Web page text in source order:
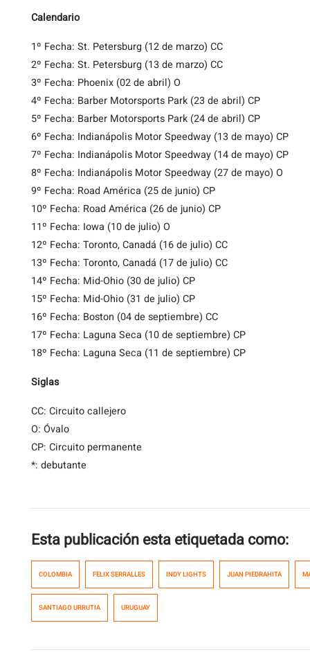
Calendario
1º Fecha: St. Petersburg (12 de marzo) CC
2º Fecha: St. Petersburg (13 de marzo) CC
3º Fecha: Phoenix (02 de abril) O
4º Fecha: Barber Motorsports Park (23 de abril) CP
5º Fecha: Barber Motorsports Park (24 de abril) CP
6º Fecha: Indianápolis Motor Speedway (13 de mayo) CP
7º Fecha: Indianápolis Motor Speedway (14 de mayo) CP
8º Fecha: Indianápolis Motor Speedway (27 de mayo) O
9º Fecha: Road América (25 de junio) CP
10º Fecha: Road América (26 de junio) CP
11º Fecha: Iowa (10 de julio) O
12º Fecha: Toronto, Canadá (16 de julio) CC
13º Fecha: Toronto, Canadá (17 de julio) CC
14º Fecha: Mid-Ohio (30 de julio) CP
15º Fecha: Mid-Ohio (31 de julio) CP
16º Fecha: Boston (04 de septiembre) CC
17º Fecha: Laguna Seca (10 de septiembre) CP
18º Fecha: Laguna Seca (11 de septiembre) CP
Siglas
CC: Circuito callejero
O: Óvalo
CP: Circuito permanente
*: debutante
Esta publicación esta etiquetada como:
COLOMBIA FELIX SERRALLES INDY LIGHTS JUAN PIEDRAHITA
SANTIAGO URRUTIA URUGUAY